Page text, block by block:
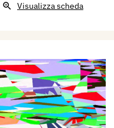
Visualizza scheda